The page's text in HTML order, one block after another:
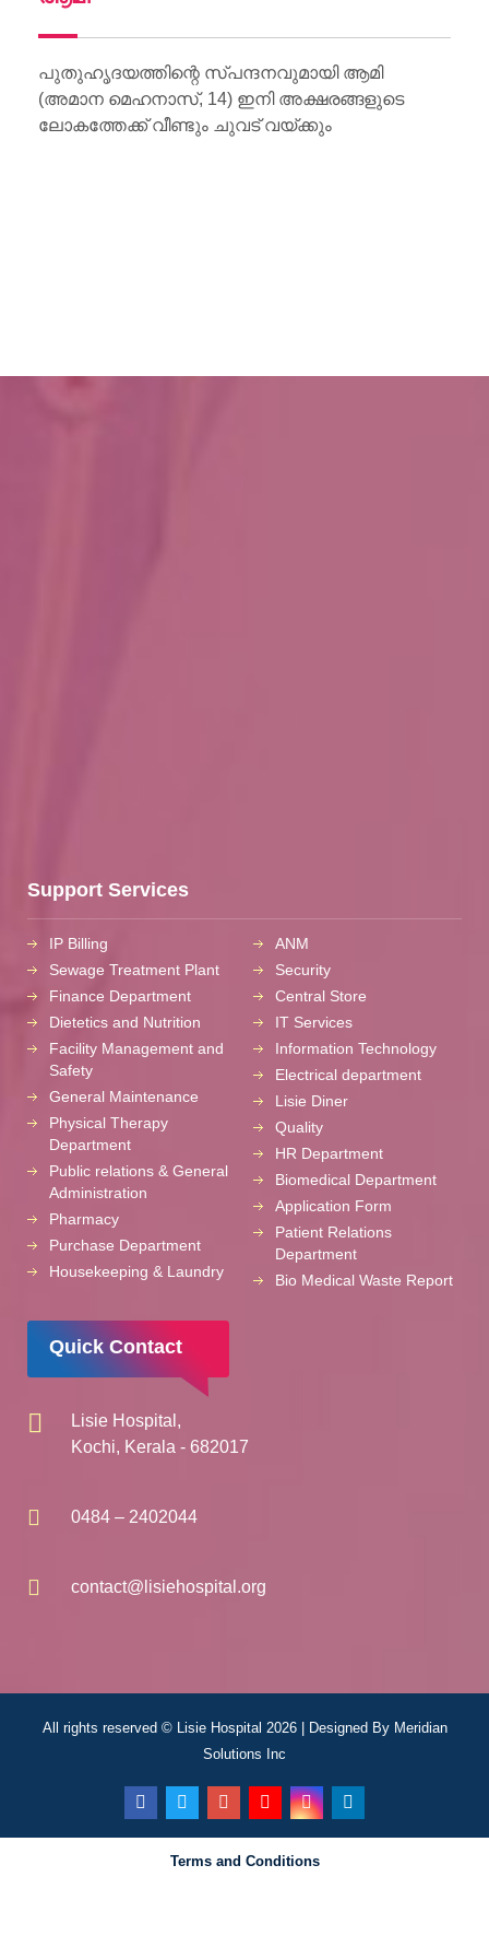
പുതുഹൃദയത്തിന്റെ സ്പന്ദനവുമായി ആമി
(അമാന മെഹനാസ്, 14) ഇനി അക്ഷരങ്ങളുടെ
ലോകത്തേക്ക് വീണ്ടും ചുവട് വയ്ക്കും
Support Services
IP Billing
Sewage Treatment Plant
Finance Department
Dietetics and Nutrition
Facility Management and
Safety
General Maintenance
Physical Therapy
Department
Public relations & General
Administration
Pharmacy
Purchase Department
Housekeeping & Laundry
ANM
Security
Central Store
IT Services
Information Technology
Electrical department
Lisie Diner
Quality
HR Department
Biomedical Department
Application Form
Patient Relations
Department
Bio Medical Waste Report
Quick Contact
Lisie Hospital,
Kochi, Kerala - 682017
0484 – 2402044
contact@lisiehospital.org
All rights reserved © Lisie Hospital 2026 | Designed By Meridian
Solutions Inc
Terms and Conditions